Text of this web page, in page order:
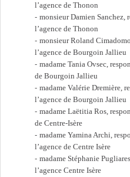
l’agence de Thonon
monsieur Damien Sanchez,
l’agence de Thonon
monsieur Roland
l’agence de Bourgoin Jallieu
madame Tania Ovsec,
de Bourgoin Jallieu
madame Valérie Dremière,
l’agence de Bourgoin Jallieu
madame Laëtitia Ros,
de Centre-Isère
madame Yamina Archi,
l’agence de Centre Isère
madame Stéphanie
l’agence Centre Isère